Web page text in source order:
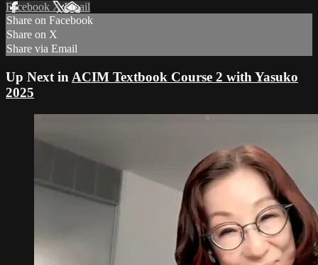
Facebook XEmail
Share on Facebook
Share on X
Share via Email
Up Next in ACIM Textbook Course 2 with Yasuko
2025